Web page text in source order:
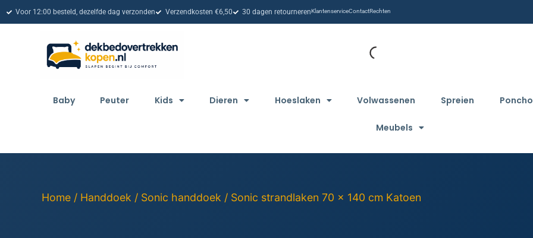
Voor 12:00 besteld, dezelfde dag verzonden Verzendkosten €6,50 30 dagen retournerenKlantenserviceContactRechten
Baby Peuter Kids Dieren Hoeslaken Volwassenen Spreien Poncho
Meubels
Home / Handdoek / Sonic handdoek / Sonic strandlaken 70 x 140 cm Katoen